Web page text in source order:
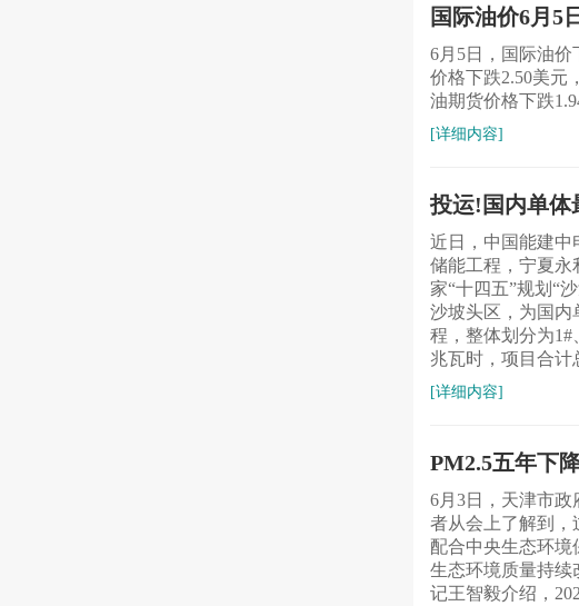
国际油价6月5
6月5日，国际油
价格下跌2.50美元
油期货价格下跌
[详细内容]
投运!国内单体
近日，中国能建中
储能工程，宁夏永
家“十四五”规划“
沙坡头区，为国内
程，整体划分为1#
兆瓦时，项目合计
[详细内容]
PM2.5五年下
6月3日，天津市
者从会上了解到，
配合中央生态环境
生态环境质量持续
记王智毅介绍，